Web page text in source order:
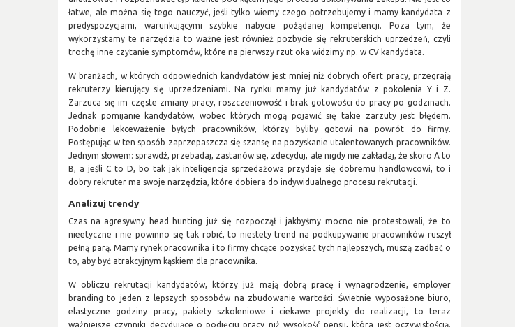
łatwe, ale można się tego nauczyć, jeśli tylko wiemy czego potrzebujemy i mamy kandydata z
predyspozycjami, warunkującymi szybkie nabycie pożądanej kompetencji. Poza tym, że
wykorzystamy te narzędzia to ważne jest również pozbycie się rekruterskich uprzedzeń, czyli
trochę inne czytanie symptomów, które na pierwszy rzut oka widzimy np. w CV kandydata.
W branżach, w których odpowiednich kandydatów jest mniej niż dobrych ofert pracy, przegrają
rekruterzy kierujący się uprzedzeniami. Na rynku mamy już kandydatów z pokolenia Y i Z.
Zarzuca się im częste zmiany pracy, roszczeniowość i brak gotowości do pracy po godzinach.
Jednak pomijanie kandydatów, wobec których mogą pojawić się takie zarzuty jest błędem.
Podobnie lekceważenie byłych pracowników, którzy byliby gotowi na powrót do firmy.
Postępując w ten sposób zaprzepaszcza się szansę na pozyskanie utalentowanych pracowników.
Jednym słowem: sprawdź, przebadaj, zastanów się, zdecyduj, ale nigdy nie zakładaj, że skoro A to
B, a jeśli C to D, bo tak jak inteligencja sprzedażowa przydaje się dobremu handlowcowi, to i
dobry rekruter ma swoje narzędzia, które dobiera do indywidualnego procesu rekrutacji.
Analizuj trendy
Czas na agresywny head hunting już się rozpoczął i jakbyśmy mocno nie protestowali, że to
nieetyczne i nie powinno się tak robić, to niestety trend na podkupywanie pracowników ruszył
pełną parą. Mamy rynek pracownika i to firmy chcące pozyskać tych najlepszych, muszą zadbać o
to, aby być atrakcyjnym kąskiem dla pracownika.
W obliczu rekrutacji kandydatów, którzy już mają dobrą pracę i wynagrodzenie, employer
branding to jeden z lepszych sposobów na zbudowanie wartości. Świetnie wyposażone biuro,
elastyczne godziny pracy, pakiety szkoleniowe i ciekawe projekty do realizacji, to teraz
ważniejsze czynniki decydujące o podjęciu pracy niż wysokość pensji, która jest oczywistością.